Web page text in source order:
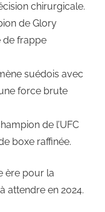
chirurgicale.
de Glory
de frappe
suédois avec
force brute
de l’UFC
boxe raffinée.
ère pour la
attendre en 2024.